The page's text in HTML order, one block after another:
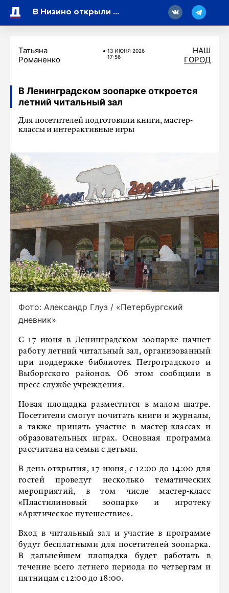
В Низино открыли памятник Петергофскому фонтанному водоводу
Татьяна
Романенко
13 ИЮНЯ 2026
17:56
НАШ
ГОРОД
В Ленинградском зоопарке откроется
летний читальный зал
Для посетителей подготовили книги, мастер-
классы и интерактивные игры
Фото: Александр Глуз / «Петербургский
дневник»
С 17 июня в Ленинградском зоопарке начнет
работу летний читальный зал, организованный
при поддержке библиотек Петроградского и
Выборгского районов. Об этом сообщили в
пресс-службе учреждения.
Новая площадка разместится в малом шатре.
Посетители смогут почитать книги и журналы,
а также принять участие в мастер-классах и
образовательных играх. Основная программа
рассчитана на семьи с детьми.
В день открытия, 17 июня, с 12:00 до 14:00 для
гостей проведут несколько тематических
мероприятий, в том числе мастер-класс
«Пластилиновый зоопарк» и игротеку
«Арктическое путешествие».
Вход в читальный зал и участие в программе
будут бесплатными для посетителей зоопарка.
В дальнейшем площадка будет работать в
течение всего летнего периода по четвергам и
пятницам с 12:00 до 18:00.